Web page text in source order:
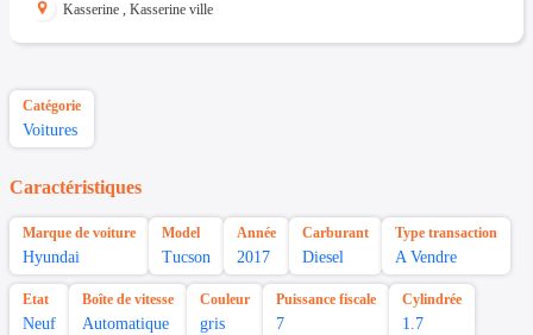
Kasserine , Kasserine ville
Catégorie
Voitures
Caractéristiques
Marque de voiture
Hyundai
Model
Tucson
Année
2017
Carburant
Diesel
Type transaction
A Vendre
Etat
Neuf
Boîte de vitesse
Automatique
Couleur
gris
Puissance fiscale
7
Cylindrée
1.7